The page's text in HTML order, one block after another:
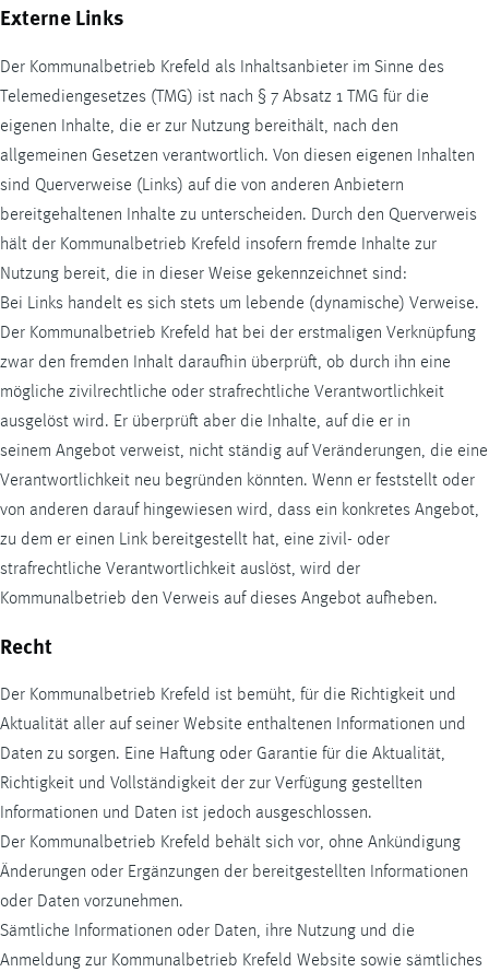
Externe Links
Der Kommunalbetrieb Krefeld als Inhaltsanbieter im Sinne des
Telemediengesetzes (TMG) ist nach § 7 Absatz 1 TMG für die
eigenen Inhalte, die er zur Nutzung bereithält, nach den
allgemeinen Gesetzen verantwortlich. Von diesen eigenen Inhalten
sind Querverweise (Links) auf die von anderen Anbietern
bereitgehaltenen Inhalte zu unterscheiden. Durch den Querverweis
hält der Kommunalbetrieb Krefeld insofern fremde Inhalte zur
Nutzung bereit, die in dieser Weise gekennzeichnet sind:
Bei Links handelt es sich stets um lebende (dynamische) Verweise.
Der Kommunalbetrieb Krefeld hat bei der erstmaligen Verknüpfung
zwar den fremden Inhalt daraufhin überprüft, ob durch ihn eine
mögliche zivilrechtliche oder strafrechtliche Verantwortlichkeit
ausgelöst wird. Er überprüft aber die Inhalte, auf die er in
seinem Angebot verweist, nicht ständig auf Veränderungen, die eine
Verantwortlichkeit neu begründen könnten. Wenn er feststellt oder
von anderen darauf hingewiesen wird, dass ein konkretes Angebot,
zu dem er einen Link bereitgestellt hat, eine zivil- oder
strafrechtliche Verantwortlichkeit auslöst, wird der
Kommunalbetrieb den Verweis auf dieses Angebot aufheben.
Recht
Der Kommunalbetrieb Krefeld ist bemüht, für die Richtigkeit und
Aktualität aller auf seiner Website enthaltenen Informationen und
Daten zu sorgen. Eine Haftung oder Garantie für die Aktualität,
Richtigkeit und Vollständigkeit der zur Verfügung gestellten
Informationen und Daten ist jedoch ausgeschlossen.
Der Kommunalbetrieb Krefeld behält sich vor, ohne Ankündigung
Änderungen oder Ergänzungen der bereitgestellten Informationen
oder Daten vorzunehmen.
Sämtliche Informationen oder Daten, ihre Nutzung und die
Anmeldung zur Kommunalbetrieb Krefeld Website sowie sämtliches